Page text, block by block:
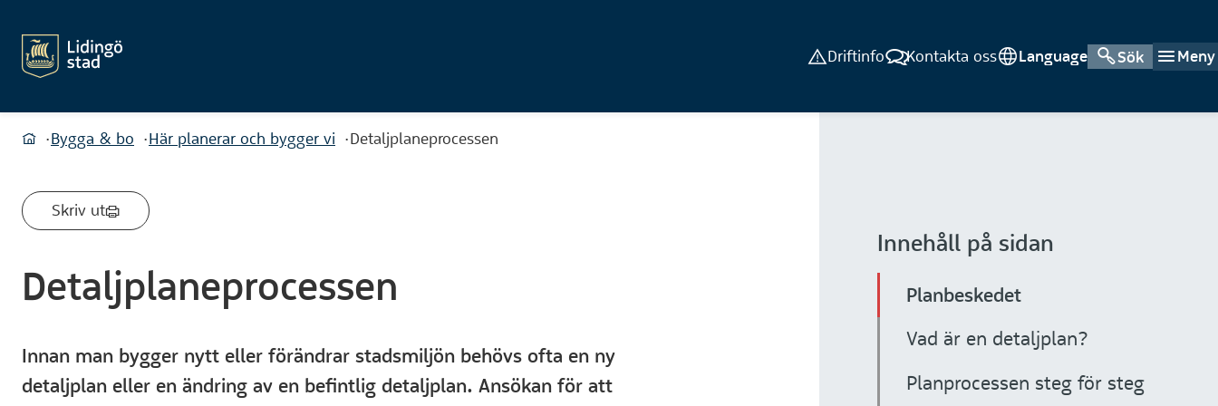
Sök Meny
Driftinfo Kontakta oss Language
Du är här:
Hem
Bygga & bo Här planerar och bygger vi Detaljplaneprocessen
Skriv ut
Detaljplaneprocessen
Innan man bygger nytt eller förändrar stadsmiljön behövs ofta en ny
detaljplan eller en ändring av en befintlig detaljplan. Ansökan för att
Innehåll på sidan
Planbeskedet
Vad är en detaljplan?
Planprocessen steg för steg